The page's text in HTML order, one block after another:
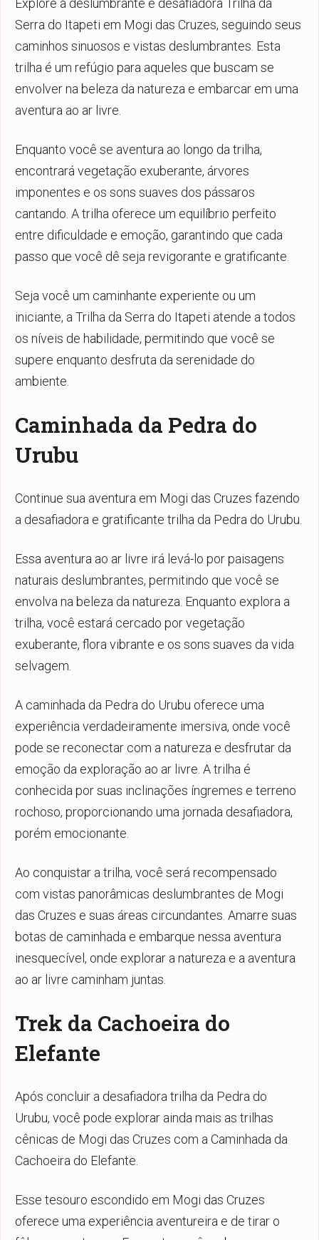
Explore a deslumbrante e desafiadora Trilha da
Serra do Itapeti em Mogi das Cruzes, seguindo seus
caminhos sinuosos e vistas deslumbrantes. Esta
trilha é um refúgio para aqueles que buscam se
envolver na beleza da natureza e embarcar em uma
aventura ao ar livre.
Enquanto você se aventura ao longo da trilha,
encontrará vegetação exuberante, árvores
imponentes e os sons suaves dos pássaros
cantando. A trilha oferece um equilíbrio perfeito
entre dificuldade e emoção, garantindo que cada
passo que você dê seja revigorante e gratificante.
Seja você um caminhante experiente ou um
iniciante, a Trilha da Serra do Itapeti atende a todos
os níveis de habilidade, permitindo que você se
supere enquanto desfruta da serenidade do
ambiente.
Caminhada da Pedra do
Urubu
Continue sua aventura em Mogi das Cruzes fazendo
a desafiadora e gratificante trilha da Pedra do Urubu.
Essa aventura ao ar livre irá levá-lo por paisagens
naturais deslumbrantes, permitindo que você se
envolva na beleza da natureza. Enquanto explora a
trilha, você estará cercado por vegetação
exuberante, flora vibrante e os sons suaves da vida
selvagem.
A caminhada da Pedra do Urubu oferece uma
experiência verdadeiramente imersiva, onde você
pode se reconectar com a natureza e desfrutar da
emoção da exploração ao ar livre. A trilha é
conhecida por suas inclinações íngremes e terreno
rochoso, proporcionando uma jornada desafiadora,
porém emocionante.
Ao conquistar a trilha, você será recompensado
com vistas panorâmicas deslumbrantes de Mogi
das Cruzes e suas áreas circundantes. Amarre suas
botas de caminhada e embarque nessa aventura
inesquecível, onde explorar a natureza e a aventura
ao ar livre caminham juntas.
Trek da Cachoeira do
Elefante
Após concluir a desafiadora trilha da Pedra do
Urubu, você pode explorar ainda mais as trilhas
cênicas de Mogi das Cruzes com a Caminhada da
Cachoeira do Elefante.
Esse tesouro escondido em Mogi das Cruzes
oferece uma experiência aventureira e de tirar o